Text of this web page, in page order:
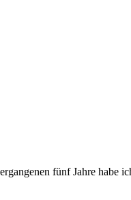
fünf Jahre habe